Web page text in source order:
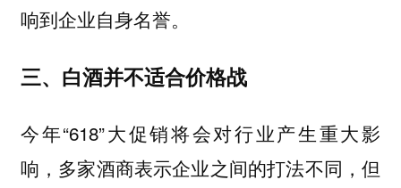
响到企业自身名誉。
三、白酒并不适合价格战
今年“618”大促销将会对行业产生重大影
响，多家酒商表示企业之间的打法不同，但